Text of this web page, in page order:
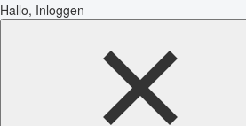
Hallo, Inloggen